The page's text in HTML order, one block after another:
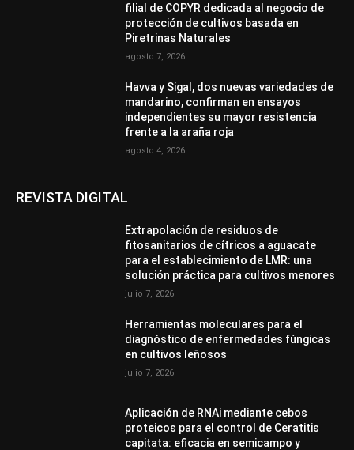
filial de COPYR dedicada al negocio de
protección de cultivos basada en
Piretrinas Naturales
agosto 7, 2026
Havva y Sigal, dos nuevas variedades de
mandarino, confirman en ensayos
independientes su mayor resistencia
frente a la araña roja
agosto 4, 2026
REVISTA DIGITAL
Extrapolación de residuos de
fitosanitarios de cítricos a aguacate
para el establecimiento de LMR: una
solución práctica para cultivos menores
julio 7, 2026
Herramientas moleculares para el
diagnóstico de enfermedades fúngicas
en cultivos leñosos
julio 7, 2026
Aplicación de RNAi mediante cebos
proteicos para el control de Ceratitis
capitata: eficacia en semicampo y